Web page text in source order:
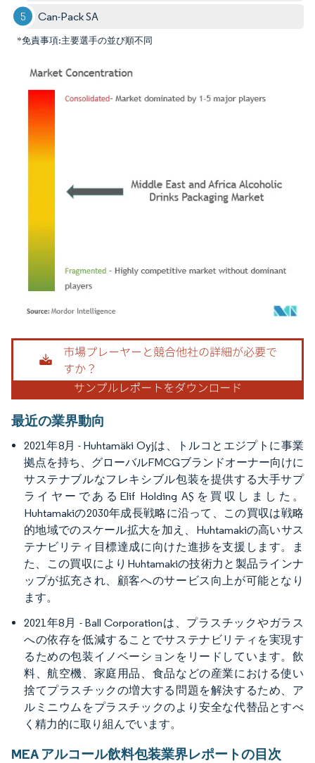
Can-Pack SA
*免責事項:主要選手の並び順不同
画像 © Mordor Intelligence。再利用にはCC BY 4.0の表示が必要です。
最近の業界動向
2021年8月 - Huhtamäki Oyjは、トルコとエジプトに事業
拠点を持ち、グローバルFMCGブランドオーナー向けに
サステナブルなフレキシブル包装を提供する大手サプ
ライヤーであるElif Holding AŞを買収しました。
Huhtamakiの2030年成長戦略に沿って、この買収は戦略
的地域でのスケール拡大を加え、Huhtamakiの高いサス
テナビリティ目標達成に向けた進捗を支援します。ま
た、この買収によりHuhtamakiの技術力と製品ラインナ
ップが拡充され、顧客へのサービス向上が可能となり
ます。
2021年8月 - Ball Corporationは、プラスチックやガラス
への依存を低減することでサステナビリティを実現す
るための包装イノベーションをリードしています。飲
料、航空機、家庭用品、食品などの産業における使い
捨てプラスチックの増大する問題を解決するため、ア
ルミニウムをプラスチックのより安全な代替品とすべ
く精力的に取り組んでいます。
MEA アルコール飲料包装業界レポートの目次